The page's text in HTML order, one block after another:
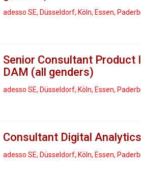
adesso SE, Düsseldorf, Köln, Essen,
Senior Consultant
DAM (all genders)
adesso SE, Düsseldorf, Köln, Essen,
Consultant Digital
adesso SE, Düsseldorf, Köln, Essen,